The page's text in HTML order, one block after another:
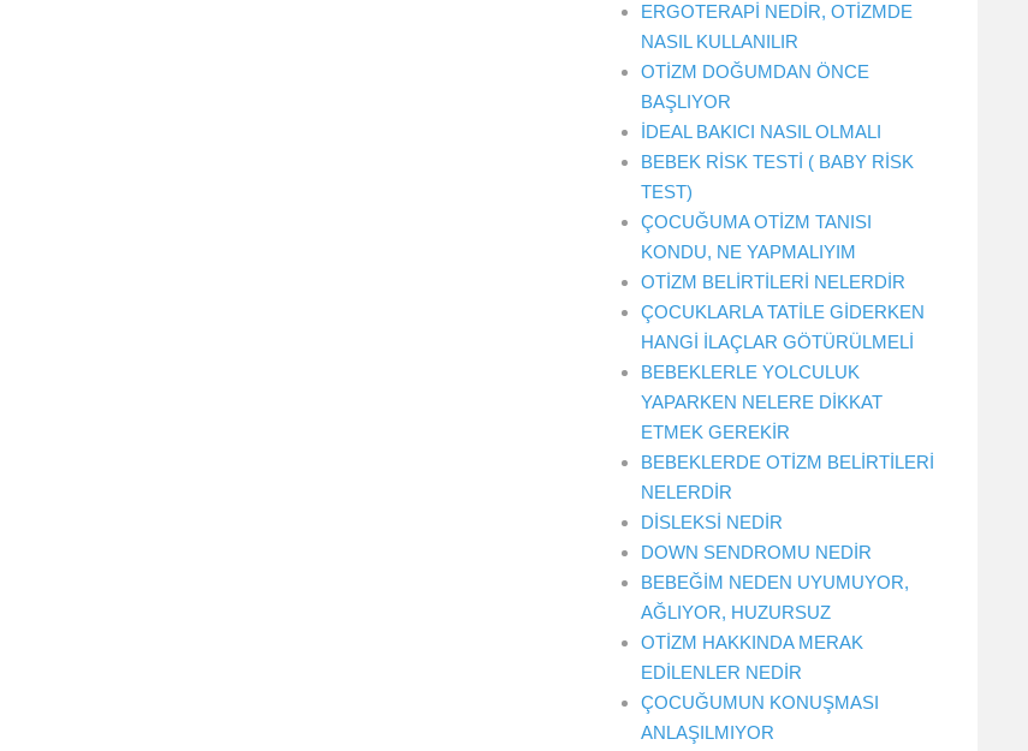
ERGOTERAPİ NEDİR, OTİZMDE
NASIL KULLANILIR
OTİZM DOĞUMDAN ÖNCE
BAŞLIYOR
İDEAL BAKICI NASIL OLMALI
BEBEK RİSK TESTİ ( BABY RİSK
TEST)
ÇOCUĞUMA OTİZM TANISI
KONDU, NE YAPMALIYIM
OTİZM BELİRTİLERİ NELERDİR
ÇOCUKLARLA TATİLE GİDERKEN
HANGİ İLAÇLAR GÖTÜRÜLMELİ
BEBEKLERLE YOLCULUK
YAPARKEN NELERE DİKKAT
ETMEK GEREKİR
BEBEKLERDE OTİZM BELİRTİLERİ
NELERDİR
DİSLEKSİ NEDİR
DOWN SENDROMU NEDİR
BEBEĞİM NEDEN UYUMUYOR,
AĞLIYOR, HUZURSUZ
OTİZM HAKKINDA MERAK
EDİLENLER NEDİR
ÇOCUĞUMUN KONUŞMASI
ANLAŞILMIYOR